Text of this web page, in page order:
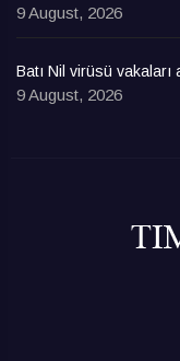
9 August, 2026
Batı Nil virüsü
9 August, 2026